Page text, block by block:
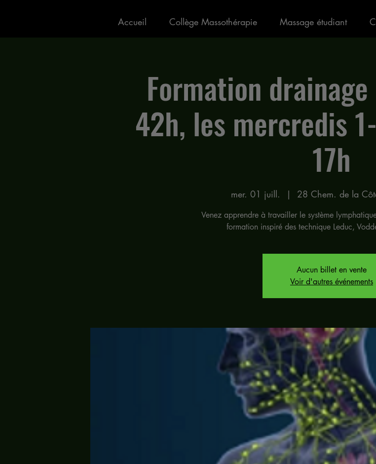
Accueil Collège Massothérapie Massage étudiant
Formation
42h, les mercredis
17h
mer. 01 juill.
  |
28 Chem. de la
Venez apprendre à travailler le système
formation inspiré des technique Leduc,
Aucun billet en vente
Voir d'autres événements